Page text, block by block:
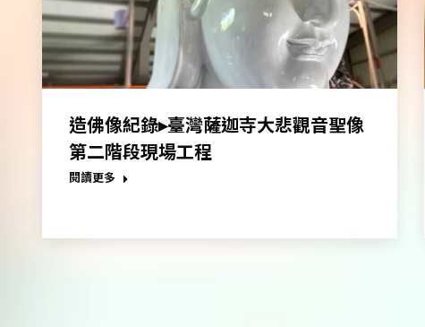
造佛像紀錄▸臺灣薩迦寺大悲觀音聖像
第二階段現場工程
閱讀更多